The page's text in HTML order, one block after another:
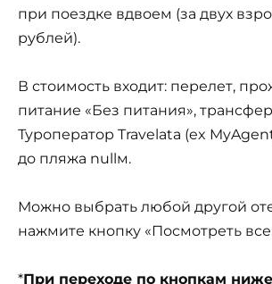
при поездке вдвоем (за двух
рублей).
В стоимость входит: перелет,
питание «Без питания»,
Туроператор Travelata (ex
до пляжа nullм.
Можно выбрать любой другой
нажмите кнопку «Посмотреть
*При переходе по кнопкам